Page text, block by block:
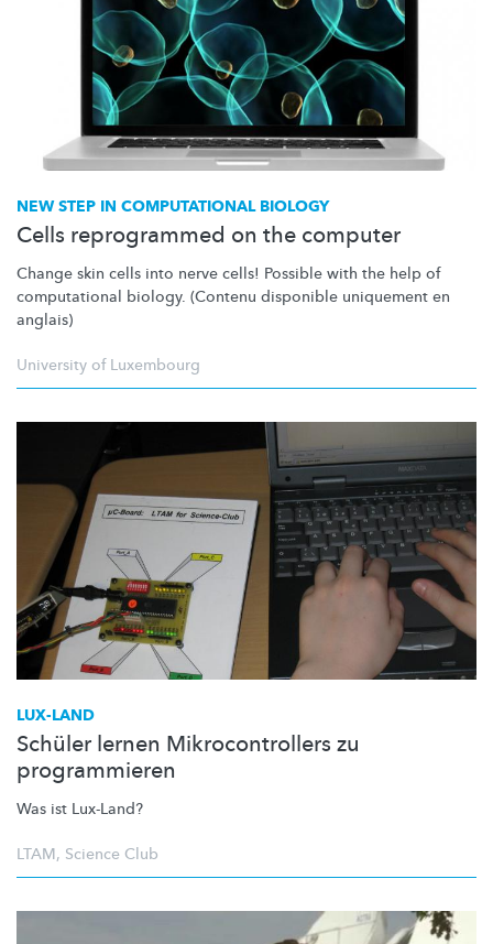
NEW STEP IN COMPUTATIONAL BIOLOGY
Cells reprogrammed on the computer
Change skin cells into nerve cells! Possible with the help of
computational biology. (Contenu disponible uniquement en
anglais)
University of Luxembourg
LUX-LAND
Schüler lernen Mikrocontrollers zu
programmieren
Was ist Lux-Land?
LTAM, Science Club